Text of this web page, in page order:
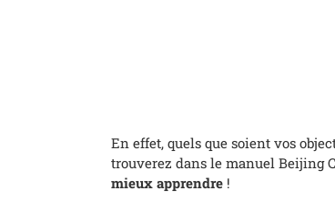
En effet, quels que soient vos
trouverez dans le manuel Beijing
mieux apprendre!